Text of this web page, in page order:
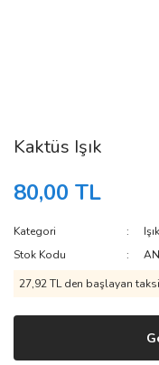
Kaktüs Işık
80,00 TL
Kategori
Stok Kodu
27,92 TL den başlayan